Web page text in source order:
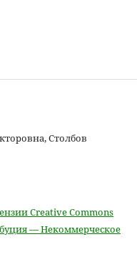
Столбов
Creative Commons
— Некоммерческое